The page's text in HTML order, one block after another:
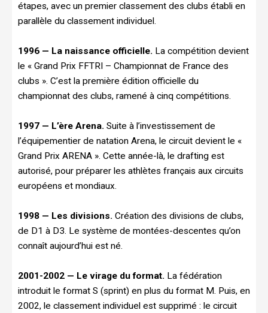
étapes, avec un premier classement des clubs établi en
parallèle du classement individuel.
1996 — La naissance officielle. La compétition devient
le « Grand Prix FFTRI – Championnat de France des
clubs ». C’est la première édition officielle du
championnat des clubs, ramené à cinq compétitions.
1997 — L’ère Arena. Suite à l’investissement de
l’équipementier de natation Arena, le circuit devient le «
Grand Prix ARENA ». Cette année-là, le drafting est
autorisé, pour préparer les athlètes français aux circuits
européens et mondiaux.
1998 — Les divisions. Création des divisions de clubs,
de D1 à D3. Le système de montées-descentes qu’on
connaît aujourd’hui est né.
2001-2002 — Le virage du format. La fédération
introduit le format S (sprint) en plus du format M. Puis, en
2002, le classement individuel est supprimé : le circuit